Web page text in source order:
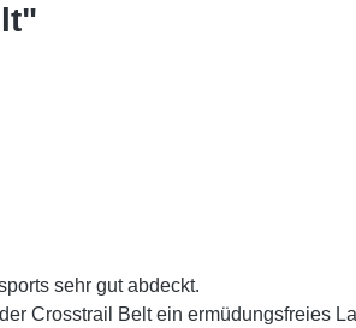
sehr gut abdeckt.
Crosstrail Belt ein ermüdungsfreies